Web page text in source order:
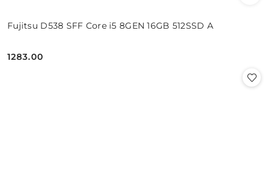
Fujitsu D538 SFF Core i5 8GEN 16GB 512SSD A
Cena:
1283.00